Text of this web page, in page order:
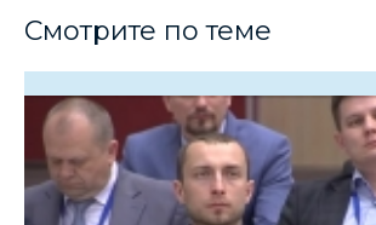
Смотрите по теме